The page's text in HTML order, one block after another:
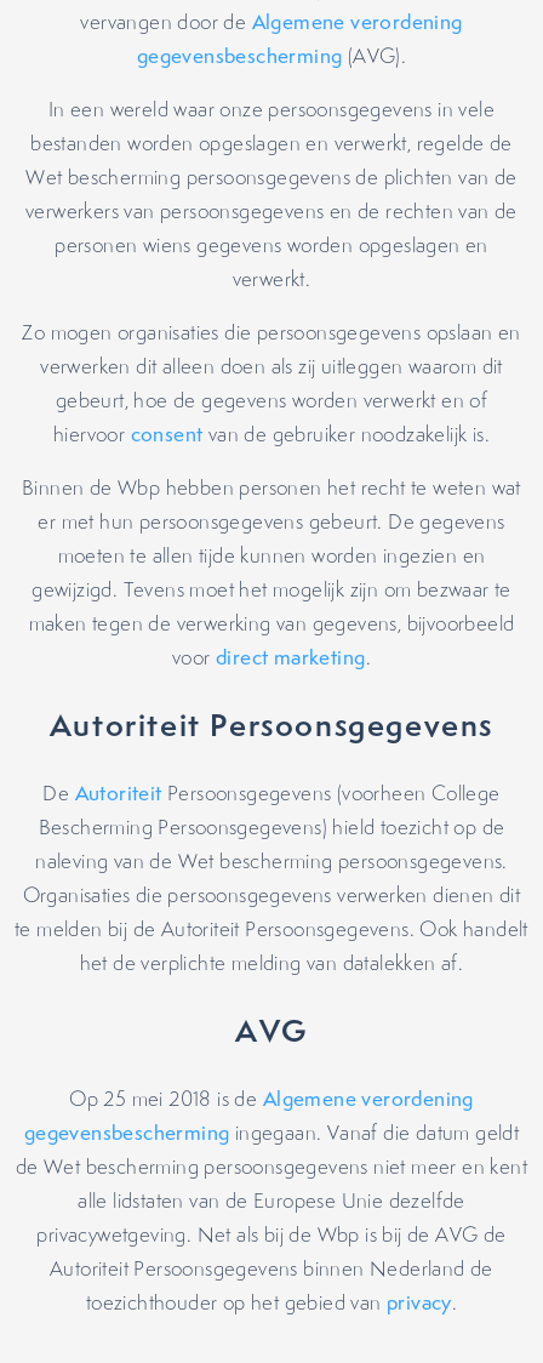
vervangen door de Algemene verordening
gegevensbescherming (AVG).
In een wereld waar onze persoonsgegevens in vele
bestanden worden opgeslagen en verwerkt, regelde de
Wet bescherming persoonsgegevens de plichten van de
verwerkers van persoonsgegevens en de rechten van de
personen wiens gegevens worden opgeslagen en
verwerkt.
Zo mogen organisaties die persoonsgegevens opslaan en
verwerken dit alleen doen als zij uitleggen waarom dit
gebeurt, hoe de gegevens worden verwerkt en of
hiervoor consent van de gebruiker noodzakelijk is.
Binnen de Wbp hebben personen het recht te weten wat
er met hun persoonsgegevens gebeurt. De gegevens
moeten te allen tijde kunnen worden ingezien en
gewijzigd. Tevens moet het mogelijk zijn om bezwaar te
maken tegen de verwerking van gegevens, bijvoorbeeld
voordirect marketing.
Autoriteit Persoonsgegevens
De Autoriteit Persoonsgegevens (voorheen College
Bescherming Persoonsgegevens) hield toezicht op de
naleving van de Wet bescherming persoonsgegevens.
Organisaties die persoonsgegevens verwerken dienen dit
te melden bij de Autoriteit Persoonsgegevens. Ook handelt
het de verplichte melding van datalekken af.
AVG
Op 25 mei 2018 is de Algemene verordening
gegevensbescherming ingegaan. Vanaf die datum geldt
de Wet bescherming persoonsgegevens niet meer en kent
alle lidstaten van de Europese Unie dezelfde
privacywetgeving. Net als bij de Wbp is bij de AVG de
Autoriteit Persoonsgegevens binnen Nederland de
toezichthouder op het gebied van privacy.